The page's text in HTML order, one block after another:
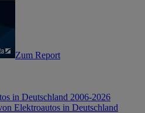
Zum Report
in Deutschland 2006-2026
Elektroautos in Deutschland